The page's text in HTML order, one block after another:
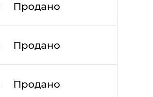
Продано
Продано
Продано